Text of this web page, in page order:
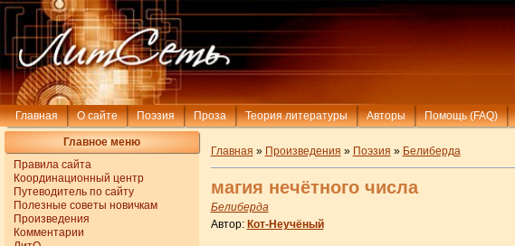
Главная О сайте Поэзия Проза Теория литературы Авторы Помощь (FAQ)
Главное меню
Правила сайта
Координационный центр
Путеводитель по сайту
Полезные советы новичкам
Произведения
Комментарии
Главная » Произведения » Поэзия » Белиберда
магия нечётного числа
Белиберда
Автор: Кот-Неучёный